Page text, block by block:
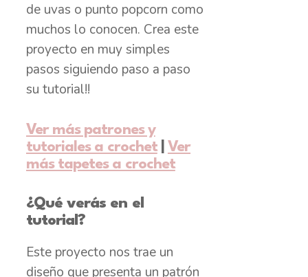
de uvas o punto popcorn como
muchos lo conocen. Crea este
proyecto en muy simples
pasos siguiendo paso a paso
su tutorial!!
Ver más patrones y
tutoriales a crochet| Ver
más tapetes a crochet
¿Qué verás en el
tutorial?
Este proyecto nos trae un
diseño que presenta un patrón